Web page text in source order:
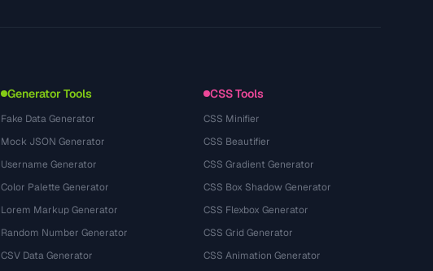
Generator Tools
Fake Data Generator
Mock JSON Generator
Username Generator
Color Palette Generator
Lorem Markup Generator
Random Number Generator
CSV Data Generator
CSS Tools
CSS Minifier
CSS Beautifier
CSS Gradient Generator
CSS Box Shadow Generator
CSS Flexbox Generator
CSS Grid Generator
CSS Animation Generator